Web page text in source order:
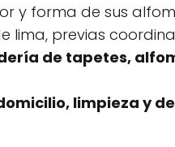
forma de sus
lima, previas
de tapetes,
limpieza y